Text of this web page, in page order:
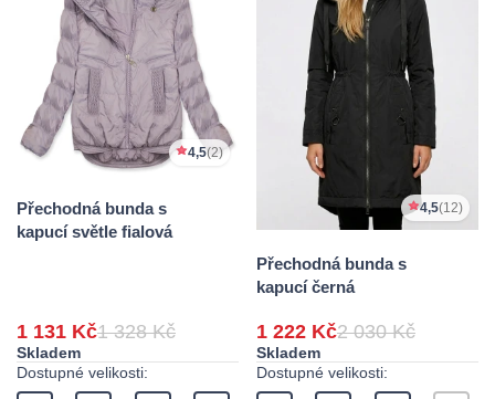
4,5(2)
Přechodná bunda s
kapucí světle fialová
1 131 Kč1 328 Kč
Skladem
Dostupné velikosti:
4,5(12)
Přechodná bunda s
kapucí černá
1 222 Kč2 030 Kč
Skladem
Dostupné velikosti: